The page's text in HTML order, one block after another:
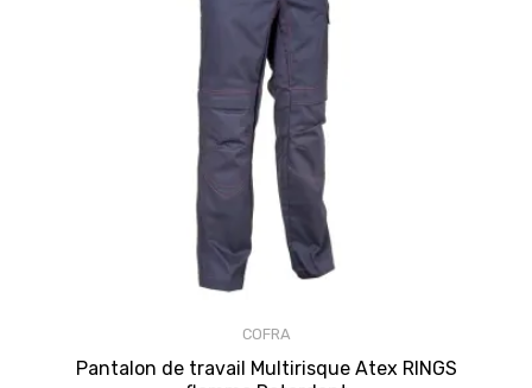
COFRA
Pantalon de travail Multirisque Atex RINGS